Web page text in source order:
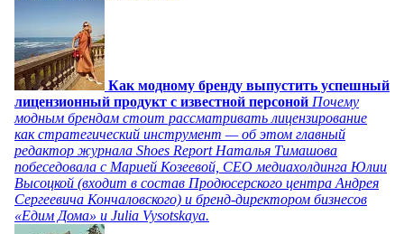
Как модному бренду выпустить успешный
лицензионный продукт с известной персоной Почему
модным брендам стоит рассматривать лицензирование
как стратегический инструмент — об этом главный
редактор журнала Shoes Report Наталья Тимашова
побеседовала с Марией Козеевой, СЕО медиахолдинга Юлии
Высоцкой (входит в состав Продюсерского центра Андрея
Сергеевича Кончаловского) и бренд-директором бизнесов
«Едим Дома» и Julia Vysotskaya.